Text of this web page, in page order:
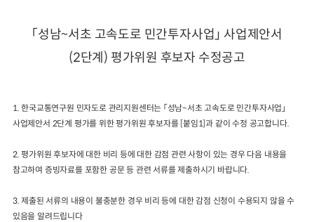
「 성남~서초 고속도로 민간투자사업 」 사업제안서
(2단계 ) 평가위원 후보자 수정공고
1.한국교통연구원 민자도로 관리지원센터는 「성남~서초 고속도로 민간투자사업 」
사업제안서 2단계 평가를 위한 평가위원 후보자를 [붙임1]과 같이 수정 공고합니다.
2.평가위원 후보자에 대한 비리 등에 대한 감점 관련 사항이 있는 경우 다음 내용을
참고하여 증빙자료를 포함한 공문 등 관련 서류를 제출하시기 바랍니다
3.제출된 서류의 내용이 불충분한 경우 비리 등에 대한 감점 신청이 수용되지 않을 수
있음을 알려드립니다
요약보고서
수단분담모형
여객OD현행화
권역별통행지표
사회경제지표
택배 배달대행
퀵서비
2025.09.30